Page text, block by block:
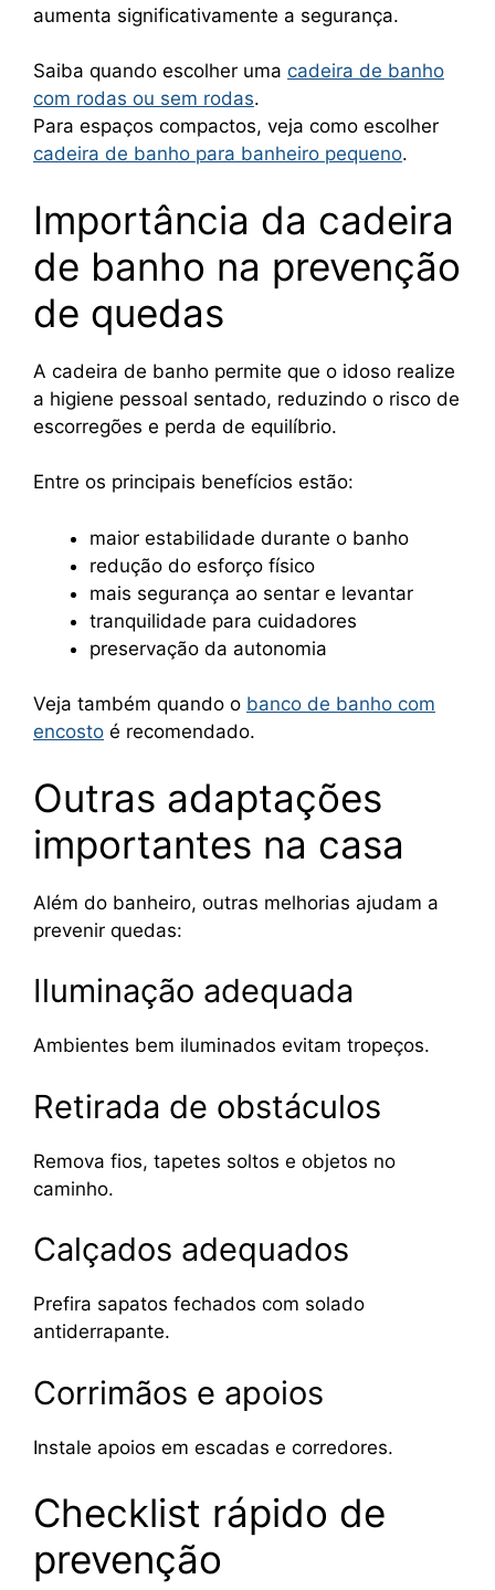
aumenta significativamente a segurança.
Saiba quando escolher uma cadeira de banho
com rodas ou sem rodas.
Para espaços compactos, veja como escolher
cadeira de banho para banheiro pequeno.
Importância da cadeira
de banho na prevenção
de quedas
A cadeira de banho permite que o idoso realize
a higiene pessoal sentado, reduzindo o risco de
escorregões e perda de equilíbrio.
Entre os principais benefícios estão:
maior estabilidade durante o banho
redução do esforço físico
mais segurança ao sentar e levantar
tranquilidade para cuidadores
preservação da autonomia
Veja também quando o banco de banho com
encosto é recomendado.
Outras adaptações
importantes na casa
Além do banheiro, outras melhorias ajudam a
prevenir quedas:
Iluminação adequada
Ambientes bem iluminados evitam tropeços.
Retirada de obstáculos
Remova fios, tapetes soltos e objetos no
caminho.
Calçados adequados
Prefira sapatos fechados com solado
antiderrapante.
Corrimãos e apoios
Instale apoios em escadas e corredores.
Checklist rápido de
prevenção